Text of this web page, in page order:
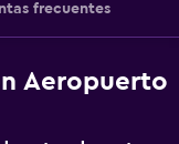
frecuentes
Aeropuerto